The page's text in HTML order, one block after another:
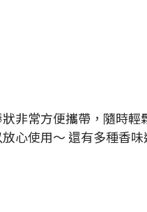
非常方便攜帶，隨時輕
心使用～ 還有多種香